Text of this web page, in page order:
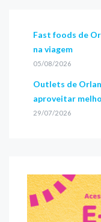
Fast foods de
na viagem
05/08/2026
Outlets de
aproveitar
29/07/2026